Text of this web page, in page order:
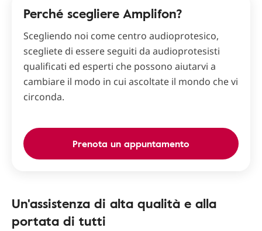
Perché scegliere Amplifon?
Scegliendo noi come centro audioprotesico,
scegliete di essere seguiti da audioprotesisti
qualificati ed esperti che possono aiutarvi a
cambiare il modo in cui ascoltate il mondo che vi
circonda.
Prenota un appuntamento
Un'assistenza di alta qualità e alla
portata di tutti